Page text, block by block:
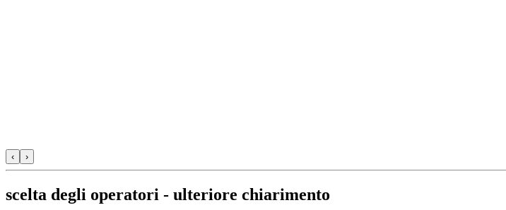
‹ ›
scelta degli operatori - ulteriore chiarimento